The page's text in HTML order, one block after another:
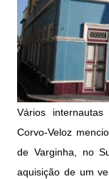
Vários
Corvo-Veloz
de Varginha, no
aquisição de um